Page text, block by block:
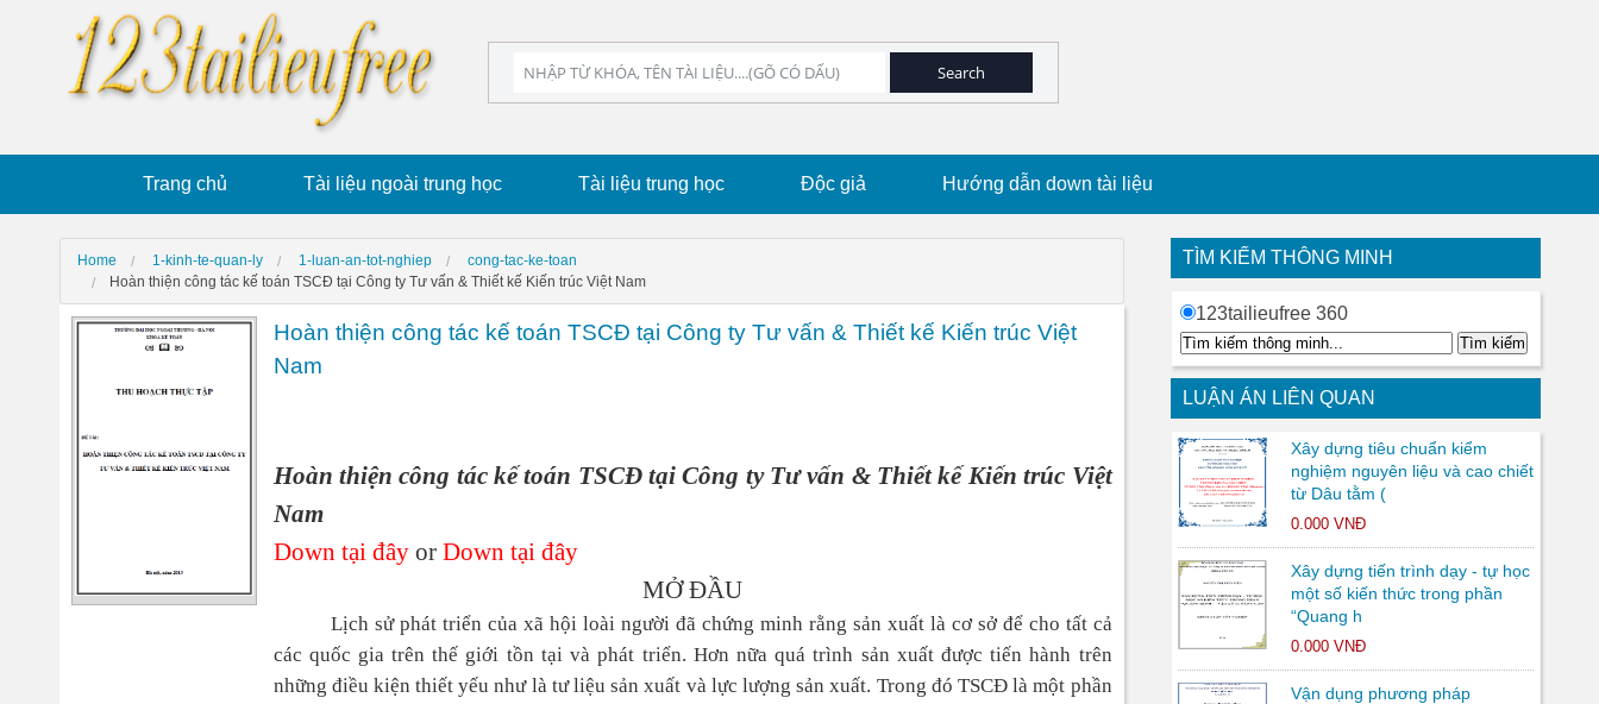
Trang chủ Tài liệu ngoài trung học Tài liệu trung học Độc giả Hướng dẫn down tài liệu
Home 1-kinh-te-quan-ly 1-luan-an-tot-nghiep
cong-tac-ke-toan
Hoàn thiện công tác kế toán TSCĐ tại Công ty Tư vấn & Thiết kế Kiến trúc Việt Nam
Hoàn thiện công tác kế toán TSCĐ tại Công ty Tư vấn & Thiết kế Kiến trúc Việt
Nam
Hoàn thiện công tác kế toán TSCĐ tại Công ty Tư vấn & Thiết kế Kiến trúc Việt
Nam
Down tại đâyor Down tại đây
MỞ ĐẦU
Lịch sử phát triển của xã hội loài người đã chứng minh rằng sản xuất là cơ sở để cho tất cả
các quốc gia trên thế giới tồn tại và phát triển. Hơn nữa quá trình sản xuất được tiến hành trên
những điều kiện thiết yếu như là tư liệu sản xuất và lực lượng sản xuất. Trong đó TSCĐ là một phần
TÌM KIẾM THÔNG MINH
123tailieufree 360
LUẬN ÁN LIÊN QUAN
Xây dựng tiêu chuẩn kiểm
nghiệm nguyên liệu và cao chiết
từ Dâu tằm (
0.000 VNĐ
Xây dựng tiến trình dạy - tự học
một số kiến thức trong phần
“Quang h
0.000 VNĐ
Vận dụng phương pháp